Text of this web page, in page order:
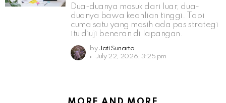
Dua-duanya masuk dari luar, dua-
duanya bawa keahlian tinggi. Tapi
cuma satu yang masih ada pas strategi
itu diuji beneran di lapangan.
by Jati Sunarto
July 22, 2026, 3:25 pm